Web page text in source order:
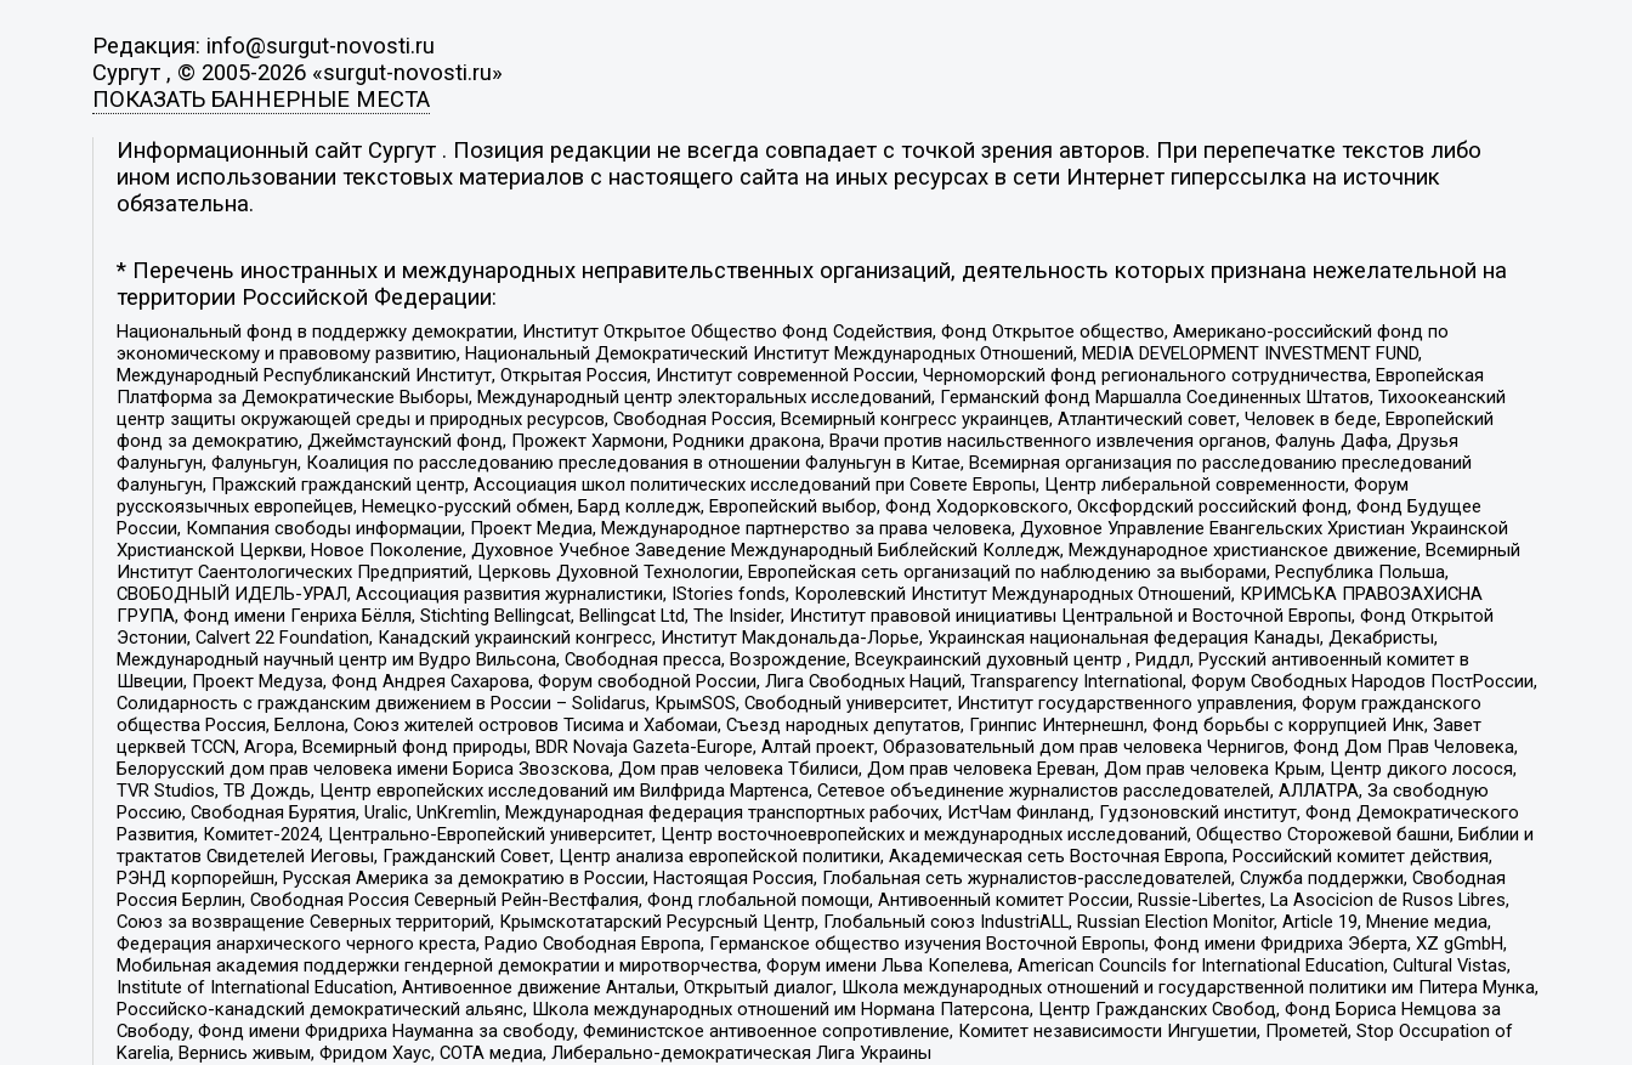
Редакция: info@surgut-novosti.ru
Сургут , © 2005-2026 «surgut-novosti.ru»
ПОКАЗАТЬ БАННЕРНЫЕ МЕСТА
Информационный сайт Сургут . Позиция редакции не всегда совпадает с точкой зрения авторов. При перепечатке текстов либо
ином использовании текстовых материалов с настоящего сайта на иных ресурсах в сети Интернет гиперссылка на источник
обязательна.
* Перечень иностранных и международных неправительственных организаций, деятельность которых признана нежелательной на
территории Российской Федерации:
Национальный фонд в поддержку демократии, Институт Открытое Общество Фонд Содействия, Фонд Открытое общество, Американо-российский фонд по
экономическому и правовому развитию, Национальный Демократический Институт Международных Отношений, MEDIA DEVELOPMENT INVESTMENT FUND,
Международный Республиканский Институт, Открытая Россия, Институт современной России, Черноморский фонд регионального сотрудничества, Европейская
Платформа за Демократические Выборы, Международный центр электоральных исследований, Германский фонд Маршалла Соединенных Штатов, Тихоокеанский
центр защиты окружающей среды и природных ресурсов, Свободная Россия, Всемирный конгресс украинцев, Атлантический совет, Человек в беде, Европейский
фонд за демократию, Джеймстаунский фонд, Прожект Хармони, Родники дракона, Врачи против насильственного извлечения органов, Фалунь Дафа, Друзья
Фалуньгун, Фалуньгун, Коалиция по расследованию преследования в отношении Фалуньгун в Китае, Всемирная организация по расследованию преследований
Фалуньгун, Пражский гражданский центр, Ассоциация школ политических исследований при Совете Европы, Центр либеральной современности, Форум
русскоязычных европейцев, Немецко-русский обмен, Бард колледж, Европейский выбор, Фонд Ходорковского, Оксфордский российский фонд, Фонд Будущее
России, Компания свободы информации, Проект Медиа, Международное партнерство за права человека, Духовное Управление Евангельских Христиан Украинской
Христианской Церкви, Новое Поколение, Духовное Учебное Заведение Международный Библейский Колледж, Международное христианское движение, Всемирный
Институт Саентологических Предприятий, Церковь Духовной Технологии, Европейская сеть организаций по наблюдению за выборами, Республика Польша,
СВОБОДНЫЙ ИДЕЛЬ-УРАЛ, Ассоциация развития журналистики, IStories fonds, Королевский Институт Международных Отношений, КРИМСЬКА ПРАВОЗАХИСНА
ГРУПА, Фонд имени Генриха Бёлля, Stichting Bellingcat, Bellingcat Ltd, The Insider, Институт правовой инициативы Центральной и Восточной Европы, Фонд Открытой
Эстонии, Calvert 22 Foundation, Канадский украинский конгресс, Институт Макдональда-Лорье, Украинская национальная федерация Канады, Декабристы,
Международный научный центр им Вудро Вильсона, Свободная пресса, Возрождение, Всеукраинский духовный центр , Риддл, Русский антивоенный комитет в
Швеции, Проект Медуза, Фонд Андрея Сахарова, Форум свободной России, Лига Свободных Наций, Transparеncy International, Форум Свободных Народов ПостРоссии,
Солидарность с гражданским движением в России – Solidarus, КрымSOS, Свободный университет, Институт государственного управления, Форум гражданского
общества Россия, Беллона, Союз жителей островов Тисима и Хабомаи, Съезд народных депутатов, Гринпис Интернешнл, Фонд борьбы с коррупцией Инк, Завет
церквей TCCN, Агора, Всемирный фонд природы, BDR Novaja Gazeta-Europe, Алтай проект, Образовательный дом прав человека Чернигов, Фонд Дом Прав Человека,
Белорусский дом прав человека имени Бориса Звозскова, Дом прав человека Тбилиси, Дом прав человека Ереван, Дом прав человека Крым, Центр дикого лосося,
TVR Studios, ТВ Дождь, Центр европейских исследований им Вилфрида Мартенса, Сетевое объединение журналистов расследователей, АЛЛАТРА, За свободную
Россию, Свободная Бурятия, Uralic, UnKremlin, Международная федерация транспортных рабочих, ИстЧам Финланд, Гудзоновский институт, Фонд Демократического
Развития, Комитет-2024, Центрально-Европейский университет, Центр восточноевропейских и международных исследований, Общество Сторожевой башни, Библии и
трактатов Свидетелей Иеговы, Гражданский Совет, Центр анализа европейской политики, Академическая сеть Восточная Европа, Российский комитет действия,
РЭНД корпорейшн, Русская Америка за демократию в России, Настоящая Россия, Глобальная сеть журналистов-расследователей, Служба поддержки, Свободная
Россия Берлин, Свободная Россия Северный Рейн-Вестфалия, Фонд глобальной помощи, Антивоенный комитет России, Russie-Libertes, La Asocicion de Rusos Libres,
Союз за возвращение Северных территорий, Крымскотатарский Ресурсный Центр, Глобальный союз IndustriALL, Russian Election Monitor, Article 19, Мнение медиа,
Федерация анархического черного креста, Радио Свободная Европа, Германское общество изучения Восточной Европы, Фонд имени Фридриха Эберта, XZ gGmbH,
Мобильная академия поддержки гендерной демократии и миротворчества, Форум имени Льва Копелева, American Councils for International Education, Cultural Vistas,
Institute of International Education, Антивоенное движение Антальи, Открытый диалог, Школа международных отношений и государственной политики им Питера Мунка,
Российско-канадский демократический альянс, Школа международных отношений им Нормана Патерсона, Центр Гражданских Свобод, Фонд Бориса Немцова за
Свободу, Фонд имени Фридриха Науманна за свободу, Феминистское антивоенное сопротивление, Комитет независимости Ингушетии, Прометей, Stop Occupation of
Karelia, Вернись живым, Фридом Хаус, СОТА медиа, Либерально-демократическая Лига Украины